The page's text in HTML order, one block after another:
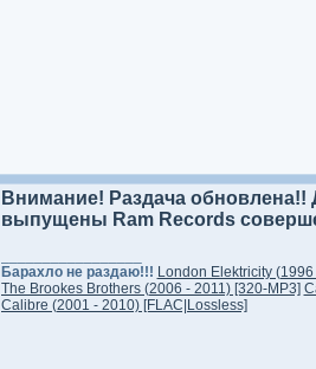
Внимание! Раздача обновлена!!
выпущены Ram Records
Барахло не раздаю!!! London Elektricity
The Brookes Brothers (2006 - 2011) [320-MP3]
Calibre (2001 - 2010) [FLAC|Lossless]